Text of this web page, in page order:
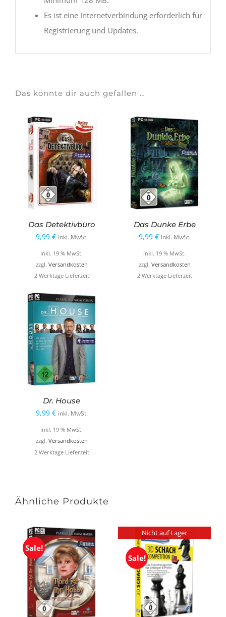
Es ist eine Internetverbindung erforderlich für
Registrierung und Updates.
Das könnte dir auch gefallen …
Das Detektivbüro
9,99 € inkl. MwSt.
inkl. 19 % MwSt.
zzgl. Versandkosten
2 Werktage Lieferzeit
Das Dunke Erbe
9,99 € inkl. MwSt.
inkl. 19 % MwSt.
zzgl. Versandkosten
2 Werktage Lieferzeit
Dr. House
9,99 € inkl. MwSt.
inkl. 19 % MwSt.
zzgl. Versandkosten
2 Werktage Lieferzeit
Ähnliche Produkte
Sale!
Nicht auf Lager
Sale!